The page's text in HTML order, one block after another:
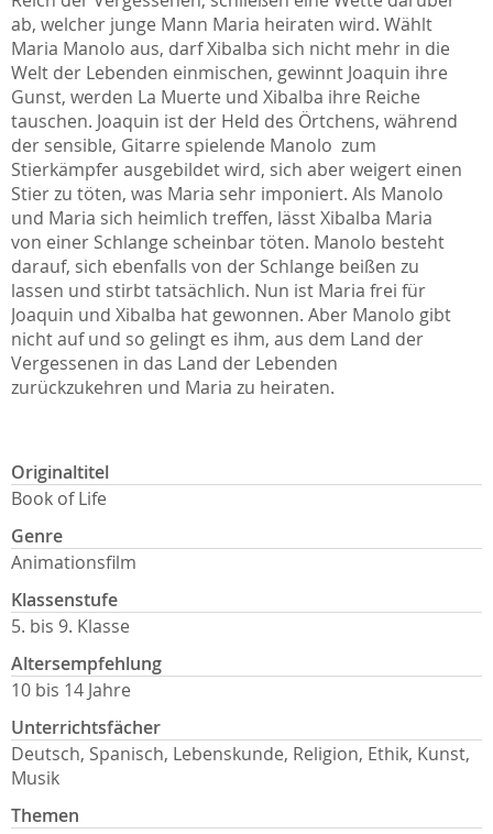
ab, welcher junge Mann Maria heiraten wird. Wählt
Maria Manolo aus, darf Xibalba sich nicht mehr in die
Welt der Lebenden einmischen, gewinnt Joaquin ihre
Gunst, werden La Muerte und Xibalba ihre Reiche
tauschen. Joaquin ist der Held des Örtchens, während
der sensible, Gitarre spielende Manolo zum
Stierkämpfer ausgebildet wird, sich aber weigert einen
Stier zu töten, was Maria sehr imponiert. Als Manolo
und Maria sich heimlich treffen, lässt Xibalba Maria
von einer Schlange scheinbar töten. Manolo besteht
darauf, sich ebenfalls von der Schlange beißen zu
lassen und stirbt tatsächlich. Nun ist Maria frei für
Joaquin und Xibalba hat gewonnen. Aber Manolo gibt
nicht auf und so gelingt es ihm, aus dem Land der
Vergessenen in das Land der Lebenden
zurückzukehren und Maria zu heiraten.
Originaltitel
Book of Life
Genre
Animationsfilm
Klassenstufe
5. bis 9. Klasse
Altersempfehlung
10 bis 14 Jahre
Unterrichtsfächer
Deutsch, Spanisch, Lebenskunde, Religion, Ethik, Kunst,
Musik
Themen